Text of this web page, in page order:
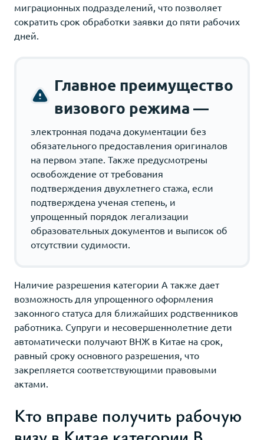
миграционных подразделений, что позволяет
сократить срок обработки заявки до пяти рабочих
дней.
Главное преимущество
визового режима —
электронная подача документации без
обязательного предоставления оригиналов
на первом этапе. Также предусмотрены
освобождение от требования
подтверждения двухлетнего стажа, если
подтверждена ученая степень, и
упрощенный порядок легализации
образовательных документов и выписок об
отсутствии судимости.
Наличие разрешения категории A также дает
возможность для упрощенного оформления
законного статуса для ближайших родственников
работника. Супруги и несовершеннолетние дети
автоматически получают ВНЖ в Китае на срок,
равный сроку основного разрешения, что
закрепляется соответствующими правовыми
актами.
Кто вправе получить рабочую